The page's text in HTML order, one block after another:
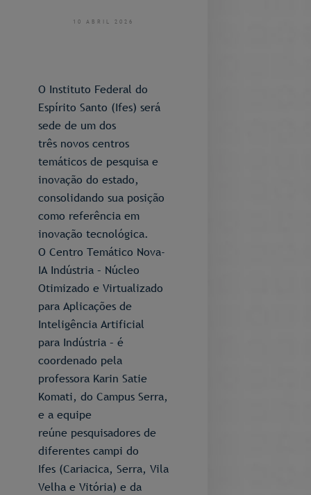
10 ABRIL 2026
O Instituto Federal do
Espírito Santo (Ifes) será
sede de um dos
três novos centros
temáticos de pesquisa e
inovação do estado,
consolidando sua posição
como referência em
inovação tecnológica.
O Centro Temático Nova-
IA Indústria – Núcleo
Otimizado e Virtualizado
para Aplicações de
Inteligência Artificial
para Indústria – é
coordenado pela
professora Karin Satie
Komati, do Campus Serra,
e a equipe
reúne pesquisadores de
diferentes campi do
Ifes (Cariacica, Serra, Vila
Velha e Vitória) e da